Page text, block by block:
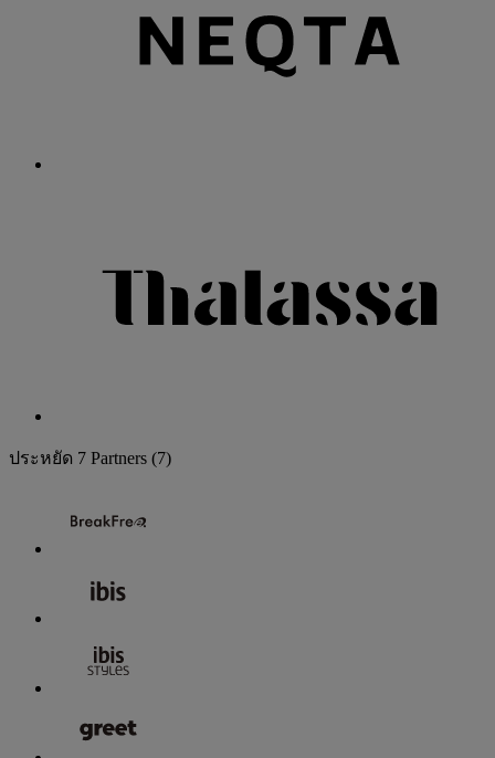
ประหยัด 7 Partners (7)